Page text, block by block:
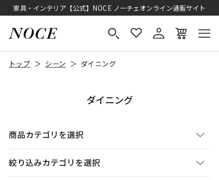
家具・インテリア【公式】NOCE ノーチェオンライン通販サイト
トップ シーン ダイニング
ダイニング
商品カテゴリを選択
絞り込みカテゴリを選択